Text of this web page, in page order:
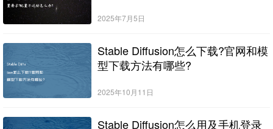
2025年7月5日
Stable Diffusion怎么下载?官网和模
型下载方法有哪些?
2025年10月11日
Stable Diffusion怎么用及手机登录